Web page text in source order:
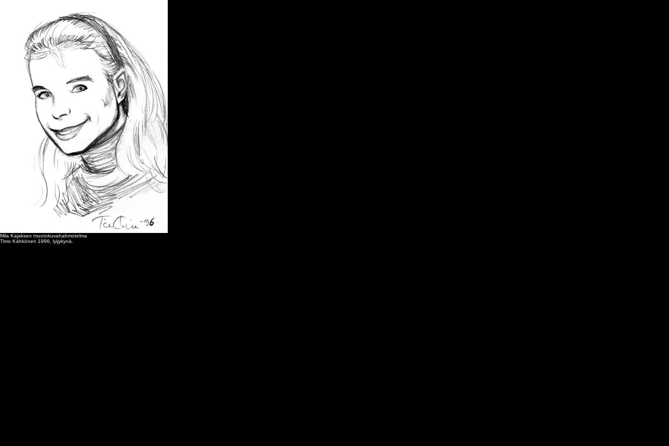
Mila Kajaksen muotokuvahahmotelma
Timo Kähkönen 1996, lyijykynä.